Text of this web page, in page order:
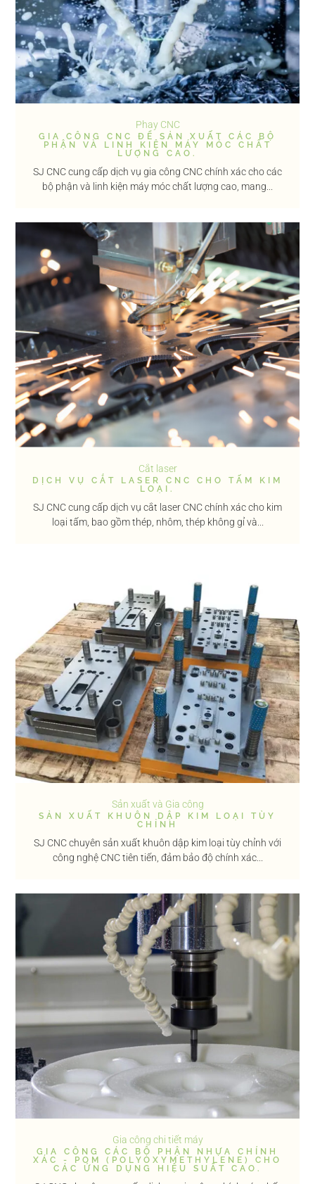
Phay CNC
GIA CÔNG CNC ĐỂ SẢN XUẤT CÁC BỘ
PHẬN VÀ LINH KIỆN MÁY MÓC CHẤT
LƯỢNG CAO.
SJ CNC cung cấp dịch vụ gia công CNC chính xác cho các
bộ phận và linh kiện máy móc chất lượng cao, mang...
Cắt laser
DỊCH VỤ CẮT LASER CNC CHO TẤM KIM
LOẠI.
SJ CNC cung cấp dịch vụ cắt laser CNC chính xác cho kim
loại tấm, bao gồm thép, nhôm, thép không gỉ và...
Sản xuất và Gia công
SẢN XUẤT KHUÔN DẬP KIM LOẠI TÙY
CHỈNH
SJ CNC chuyên sản xuất khuôn dập kim loại tùy chỉnh với
công nghệ CNC tiên tiến, đảm bảo độ chính xác...
Gia công chi tiết máy
GIA CÔNG CÁC BỘ PHẬN NHỰA CHÍNH
XÁC - POM (POLYOXYMETHYLENE) CHO
CÁC ỨNG DỤNG HIỆU SUẤT CAO.